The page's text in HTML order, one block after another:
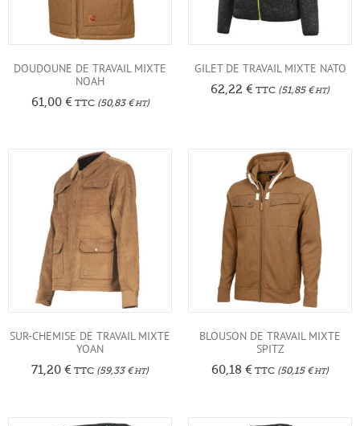
DOUDOUNE DE TRAVAIL MIXTE
NOAH
61,00 €TTC(50,83 €HT)
GILET DE TRAVAIL MIXTE NATO
62,22 € TTC (51,85 €HT)
SUR-CHEMISE DE TRAVAIL MIXTE
YOAN
71,20 € TTC (59,33 €HT)
BLOUSON DE TRAVAIL MIXTE
SPITZ
60,18 € TTC (50,15 €HT)